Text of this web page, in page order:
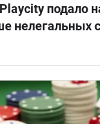
подало
нелегальных